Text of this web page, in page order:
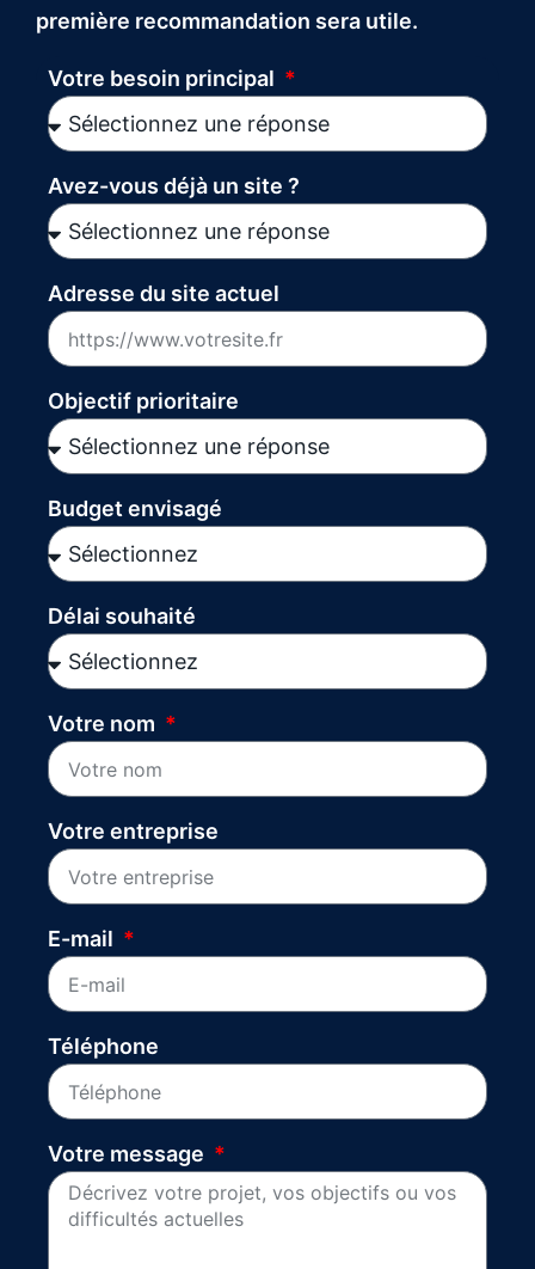
première recommandation sera utile.
Votre besoin principal
Avez-vous déjà un site ?
Adresse du site actuel
Objectif prioritaire
Budget envisagé
Délai souhaité
Votre nom
Votre entreprise
E-mail
Téléphone
Votre message